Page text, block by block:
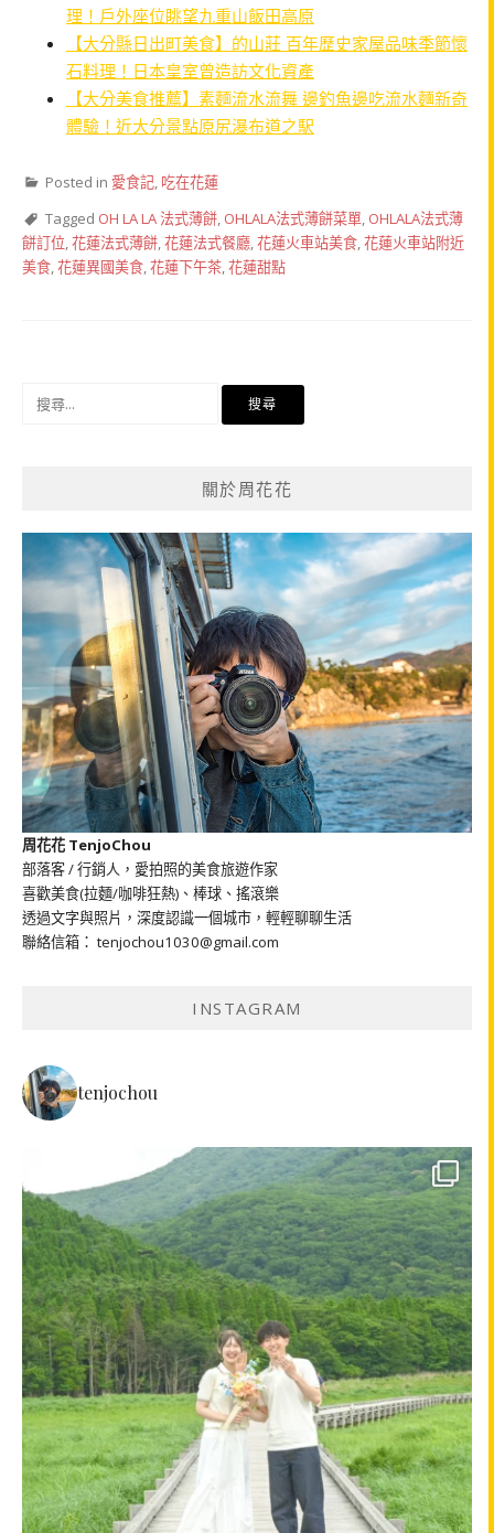
理！戶外座位眺望九重山飯田高原
【大分縣日出町美食】的山莊 百年歷史家屋品味季節懷
石料理！日本皇室曾造訪文化資產
【大分美食推薦】素麵流水流舞 邊釣魚邊吃流水麵新奇
體驗！近大分景點原尻瀑布道之駅
Posted in 愛食記 吃在花蓮
Tagged OH LA LA 法式薄餅 OHLALA法式薄餅菜單 OHLALA法式薄
餅訂位 花蓮法式薄餅 花蓮法式餐廳 花蓮火車站美食 花蓮火車站附近
美食 花蓮異國美食 花蓮下午茶 花蓮甜點
關於周花花
周花花 TenjoChou
部落客 / 行銷人，愛拍照的美食旅遊作家
喜歡美食(拉麵/咖啡狂熱)、棒球、搖滾樂
透過文字與照片，深度認識一個城市，輕輕聊聊生活
聯絡信箱： tenjochou1030@gmail.com
INSTAGRAM
tenjochou